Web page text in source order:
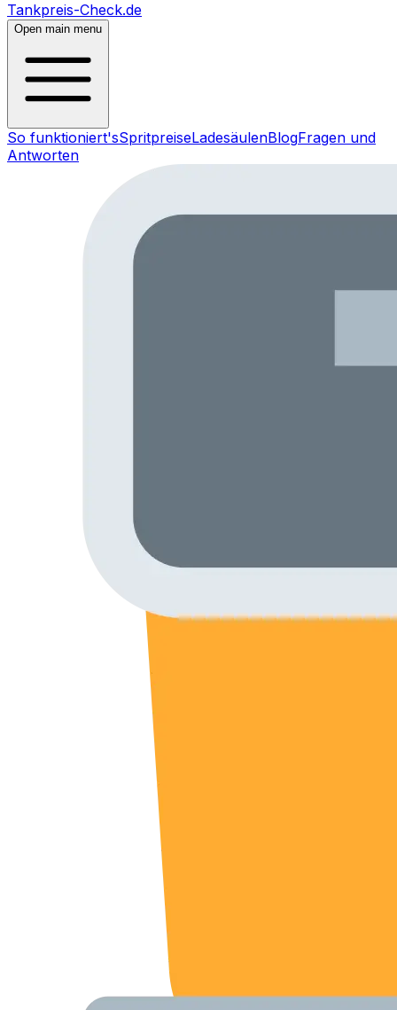
Tankpreis-Check.de
Open main menu
So funktioniert'sSpritpreiseLadesäulenBlogFragen und
Antworten